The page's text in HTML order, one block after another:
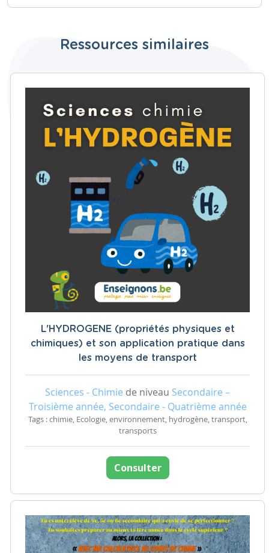
Ressources similaires
L'HYDROGENE (propriétés physiques et
chimiques) et son application pratique dans
les moyens de transport
Sciences - Chimie de niveau Secondaire –
Troisième année, Secondaire - Quatrième année
Tags : chimie, Ecologie, environnement, hydrogène, transport,
transports
Consulter